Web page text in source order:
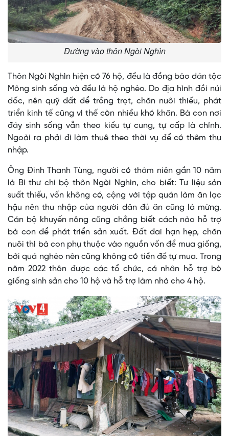
Đường vào thôn Ngòi Nghìn
Thôn Ngòi Nghìn hiện có 76 hộ, đều là đồng bào dân tộc
Mông sinh sống và đều là hộ nghèo. Do địa hình đồi núi
dốc, nên quỹ đất để trồng trọt, chăn nuôi thiếu, phát
triển kinh tế cũng vì thế còn nhiều khó khăn. Bà con nơi
đây sinh sống vẫn theo kiểu tự cung, tự cấp là chính.
Ngoài ra phải đi làm thuê theo thời vụ để có thêm thu
nhập.
Ông Đinh Thanh Tùng, người có thâm niên gần 10 năm
là Bí thư chi bộ thôn Ngòi Nghìn, cho biết: Tư liệu sản
suất thiếu, vốn không có, cộng với tập quán làm ăn lạc
hậu nên thu nhập của người dân đủ ăn cũng là mừng.
Cán bộ khuyến nông cũng chẳng biết cách nào hỗ trợ
bà con để phát triển sản xuất. Đất đai hạn hẹp, chăn
nuôi thì bà con phụ thuộc vào nguồn vốn để mua giống,
bởi quá nghèo nên cũng không có tiền để tự mua. Trong
năm 2022 thôn được các tổ chức, cá nhân hỗ trợ bò
giống sinh sản cho 10 hộ và hỗ trợ làm nhà cho 4 hộ.